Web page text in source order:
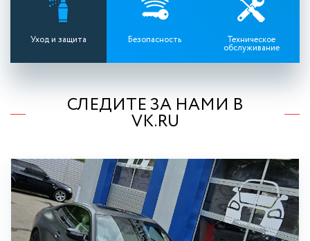
Уход и защита Безопасность Техническое
обслуживание
СЛЕДИТЕ ЗА НАМИ В
VK.RU